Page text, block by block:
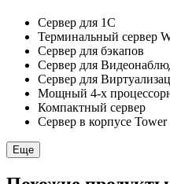
Сервер для 1С
Терминальный сервер
Сервер для бэкапов
Сервер для
Сервер для
Мощный 4-х
Компактный сервер
Сервер в корпусе Tower
Еще